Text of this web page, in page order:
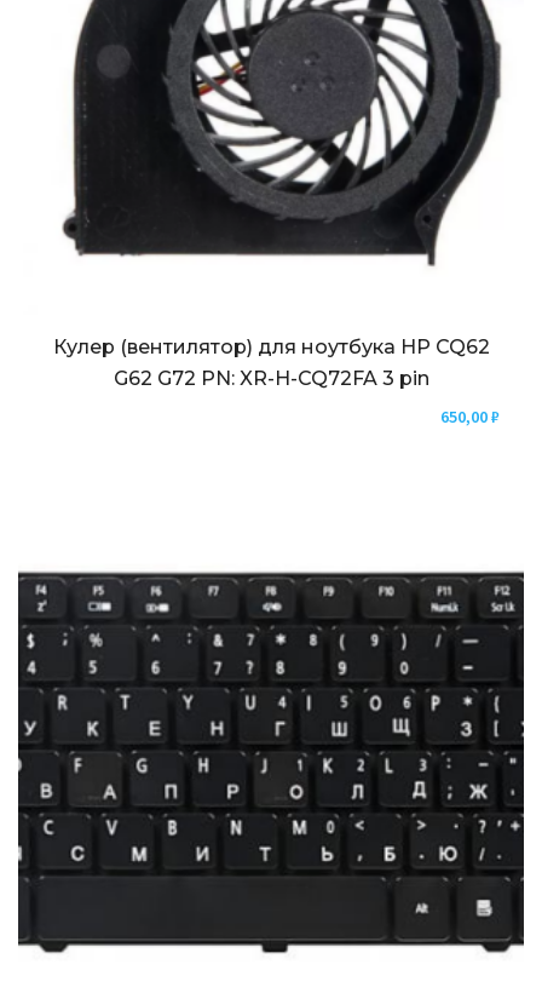
Кулер (вентилятор) для ноутбука HP CQ62
G62 G72 PN: XR-H-CQ72FA 3 pin
650,00₽